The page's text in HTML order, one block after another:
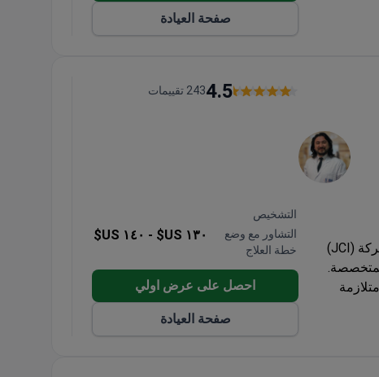
صفحة العيادة
مستشفى هيسار إنتركونتيننتال حاصل على اعتماد اللجنة الدولية المشتركة (JCI)
4.5243 تقييمات
التشخيص
التشاور مع وضع
خطة العلاج
١٣٠ US$ - ١٤٠ US$
احصل على عرض اولي
صفحة العيادة